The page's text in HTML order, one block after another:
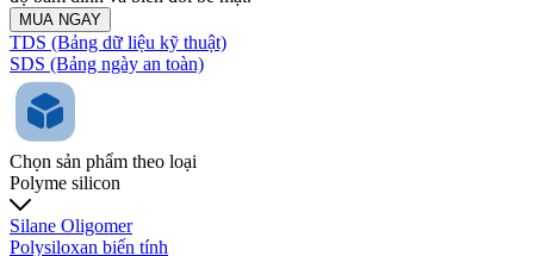
MUA NGAY
TDS (Bảng dữ liệu kỹ thuật)
SDS (Bảng ngày an toàn)
Chọn sản phẩm theo loại
Polyme silicon
Silane Oligomer
Polysiloxan biến tính